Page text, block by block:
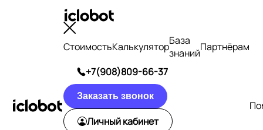
СтоимостьКалькуляторБаза
знанийПартнёрам
+7(908)809-66-37
Заказать звонок
Личный кабинет